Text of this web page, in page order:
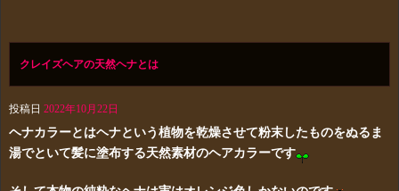
クレイズヘアの天然ヘナとは
投稿日 2022年10月22日
ヘナカラーとはヘナという植物を乾燥させて粉末したものをぬるま
湯でといて髪に塗布する天然素材のヘアカラーです